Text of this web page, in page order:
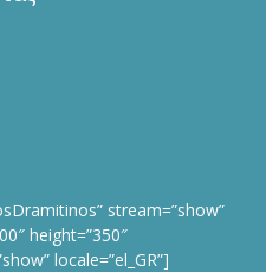
stream=”show”
height=”350″
locale=”el_GR”]